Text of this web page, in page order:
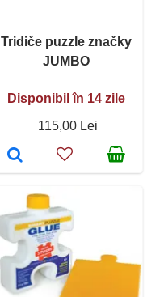
Tridiče puzzle značky
JUMBO
Disponibil în 14 zile
115,00 Lei